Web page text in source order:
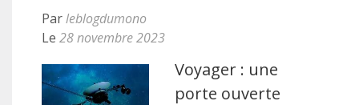
Parleblogdumono
Le 28 novembre 2023
Voyager : une
porte ouverte